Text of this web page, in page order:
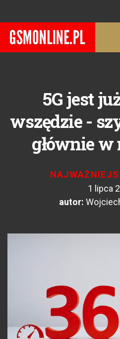
5G jest
wszędzie -
głównie
1 lipca
autor: